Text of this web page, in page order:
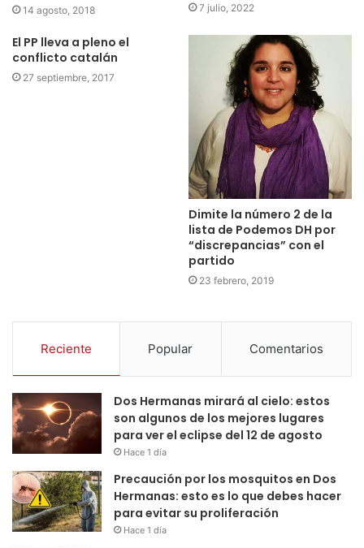
14 agosto, 2018 7 julio, 2022
El PP lleva a pleno el
conflicto catalán
27 septiembre, 2017
Dimite la número 2 de la
lista de Podemos DH por
“discrepancias” con el
partido
23 febrero, 2019
Reciente Popular Comentarios
Dos Hermanas mirará al cielo: estos
son algunos de los mejores lugares
para ver el eclipse del 12 de agosto
Hace 1 día
Precaución por los mosquitos en Dos
Hermanas: esto es lo que debes hacer
para evitar su proliferación
Hace 1 día